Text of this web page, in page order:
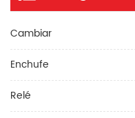
Cambiar
Enchufe
Relé